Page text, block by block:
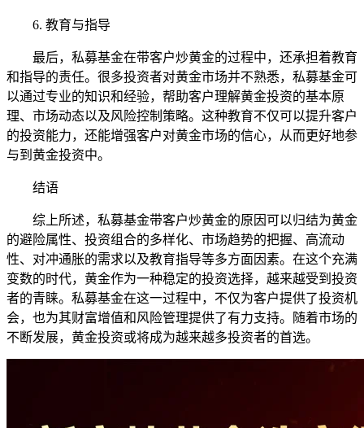
6. 教育与指导
最后，私募基金在带客户炒黄金的过程中，还承担着教育
和指导的责任。很多投资者对黄金市场并不熟悉，私募基金可
以通过专业的知识和经验，帮助客户理解黄金投资的基本原
理、市场动态以及风险控制策略。这种教育不仅可以提升客户
的投资能力，还能增强客户对黄金市场的信心，从而更好地参
与到黄金投资中。
结语
综上所述，私募基金带客户炒黄金的原因可以归结为黄金
的避险属性、投资组合的多样化、市场趋势的把握、高流动
性、对冲通胀的需求以及教育指导等多方面因素。在这个充满
变数的时代，黄金作为一种稳定的投资选择，越来越受到投资
者的青睐。私募基金在这一过程中，不仅为客户提供了投资机
会，也为其财富增值和风险管理提供了有力支持。随着市场的
不断发展，黄金投资或将成为越来越多投资者的首选。